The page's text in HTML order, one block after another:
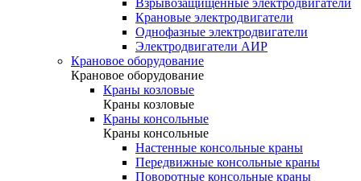
Взрывозащищенные электродвигатели
Крановые электродвигатели
Однофазные электродвигатели
Электродвигатели АИР
Крановое оборудование
Крановое оборудование
Краны козловые
Краны козловые
Краны консольные
Краны консольные
Настенные консольные краны
Передвижные консольные краны
Поворотные консольные краны